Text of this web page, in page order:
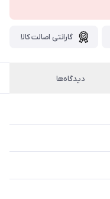
گارانتی اصالت کالا
دیدگاه‌ها